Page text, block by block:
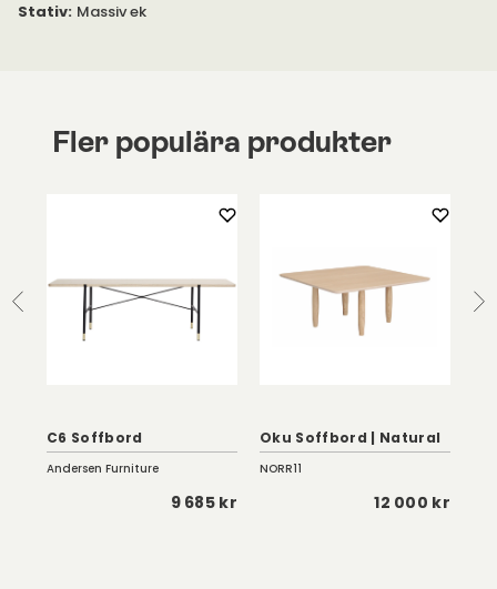
Stativ: Massiv ek
Fler populära produkter
C6 Soffbord
Andersen Furniture
9 685 kr
Oku Soffbord | Natural
NORR11
12 000 kr